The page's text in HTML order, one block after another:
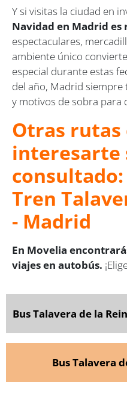
Y si visitas la ciudad en
Navidad en Madrid es
espectaculares,
ambiente único
especial durante estas
del año, Madrid
y motivos de sobra para
Otras rutas
interesarte
Tren
- Madrid
En Movelia
viajes en autobús.
Bus Talavera de la
Bus Talavera